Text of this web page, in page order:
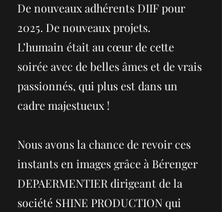
De nouveaux adhérents DIIF pour
2025. De nouveaux projets.
L’humain était au cœur de cette
soirée avec de belles âmes et de vrais
passionnés, qui plus est dans un
cadre majestueux !
Nous avons la chance de revoir ces
instants en images grâce à Bérenger
DEPAERMENTIER dirigeant de la
société SHINE PRODUCTION qui